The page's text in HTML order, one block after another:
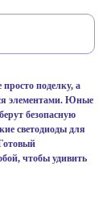
просто поделку, а
элементами. Юные
безопасную
светодиоды для
чтобы удивить